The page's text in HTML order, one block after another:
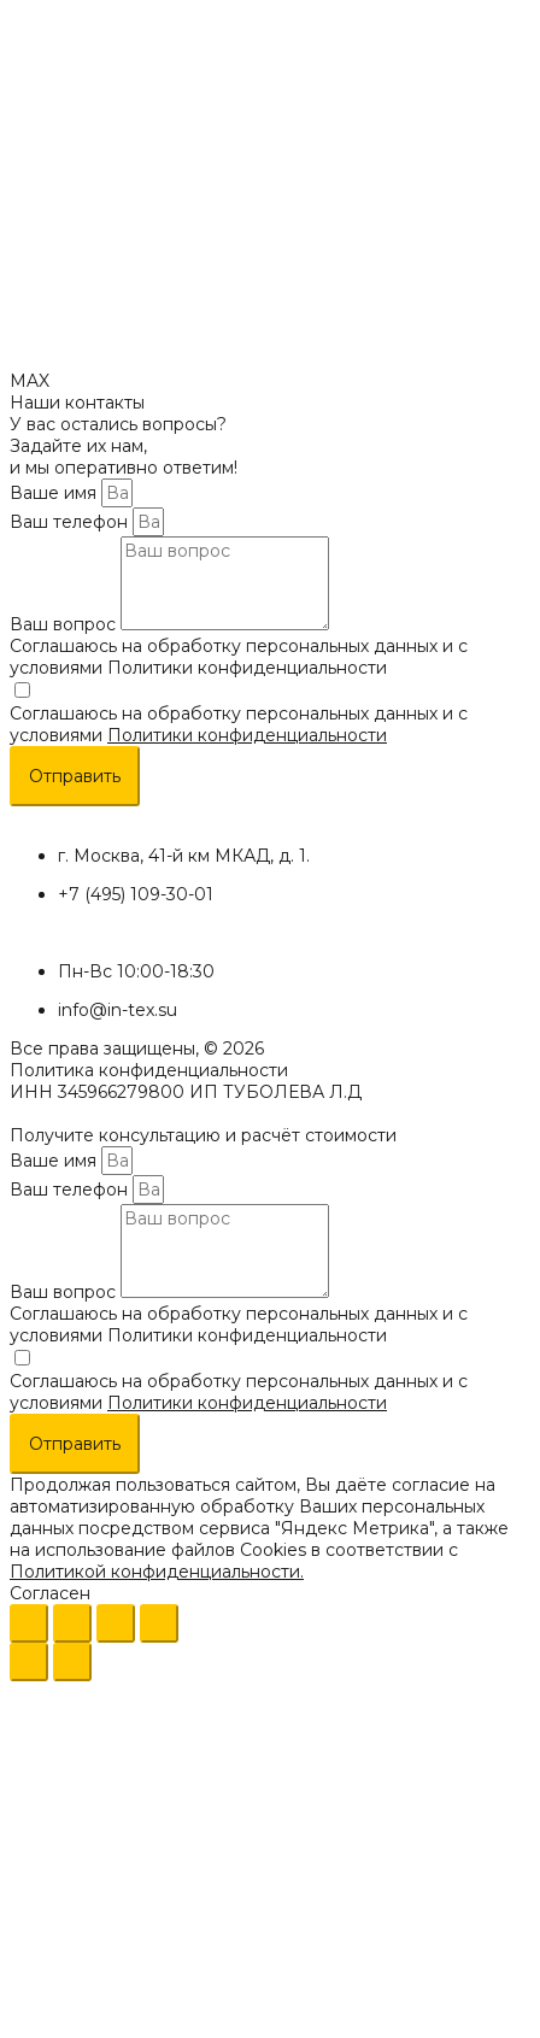
MAX
Наши контакты
У вас остались вопросы?
Задайте их нам,
и мы оперативно ответим!
Ваше имя
Ваш телефон
Ваш вопрос
Соглашаюсь на обработку персональных данных и с
условиями Политики конфиденциальности
Соглашаюсь на обработку персональных данных и с
условиями Политики конфиденциальности
Отправить
г. Москва, 41-й км МКАД, д. 1.
+7 (495) 109-30-01
Пн-Вс 10:00-18:30
info@in-tex.su
Все права защищены, © 2026
Политика конфиденциальности
ИНН 345966279800 ИП ТУБОЛЕВА Л.Д
Получите консультацию и расчёт стоимости
Ваше имя
Ваш телефон
Ваш вопрос
Соглашаюсь на обработку персональных данных и с
условиями Политики конфиденциальности
Соглашаюсь на обработку персональных данных и с
условиями Политики конфиденциальности
Отправить
Продолжая пользоваться сайтом, Вы даёте согласие на
автоматизированную обработку Ваших персональных
данных посредством сервиса "Яндекс Метрика", а также
на использование файлов Cookies в соответствии с
Политикой конфиденциальности.
Согласен